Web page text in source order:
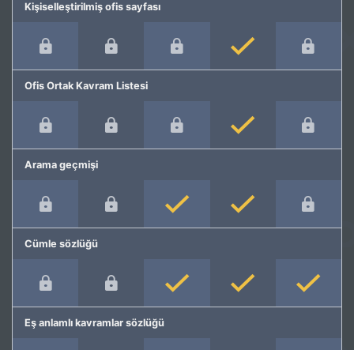
Kişiselleştirilmiş ofis sayfası
Ofis Ortak Kavram Listesi
Arama geçmişi
Cümle sözlüğü
Eş anlamlı kavramlar sözlüğü